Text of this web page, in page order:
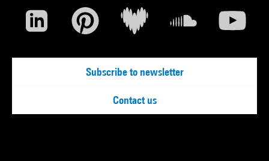
Subscribe to newsletter
Contact us